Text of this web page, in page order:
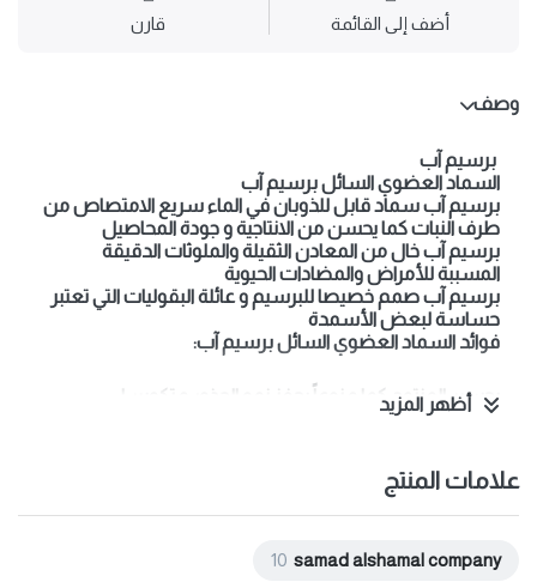
أضف إلى القائمة قارن
وصف
برسيم آب
السماد العضوي السائل برسيم آب
برسيم آب سماد قابل للذوبان في الماء سريع الامتصاص من
طرف النبات كما يحسن من الانتاجية و جودة المحاصيل
برسيم آب خال من المعادن الثقيلة والملوثات الدقيقة
المسببة للأمراض والمضادات الحيوية
برسيم آب صمم خصيصا للبرسيم و عائلة البقوليات التي تعتبر
حساسة لبعض الأسمدة
فوائد السماد العضوي السائل برسيم آب:
يحسن المنتوج كما و نوعاً يحفز نمو الجذور و تكوين ا
يحسن عملية التركيب الضوئي
أظهر المزيد
علامات المنتج
samad alshamal company
10